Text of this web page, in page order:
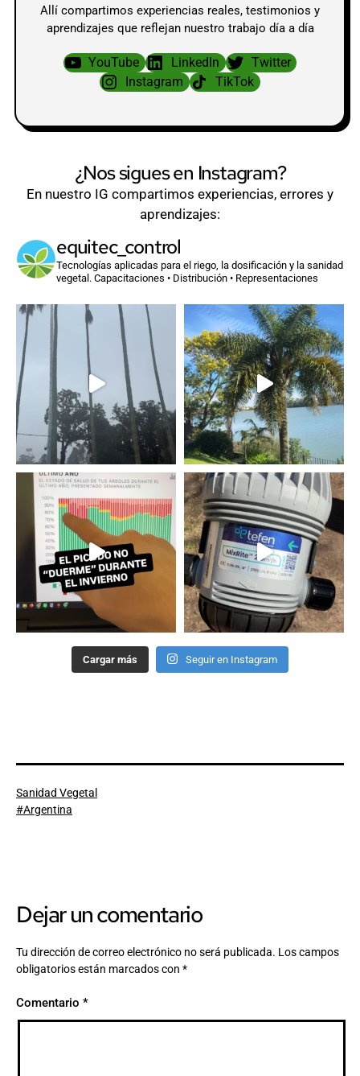
Allí compartimos experiencias reales, testimonios y
aprendizajes que reflejan nuestro trabajo día a día
YouTube LinkedIn
Twitter
Instagram
TikTok
¿Nos sigues en Instagram?
En nuestro IG compartimos experiencias, errores y
aprendizajes:
equitec_control
Tecnologías aplicadas para el riego, la dosificación y la sanidad
vegetal. Capacitaciones • Distribución • Representaciones
Cargar más Seguir en Instagram
Categorizado
como
Sanidad Vegetal
Etiquetado
Argentina
Dejar un comentario
Tu dirección de correo electrónico no será publicada. Los campos
obligatorios están marcados con *
Comentario *